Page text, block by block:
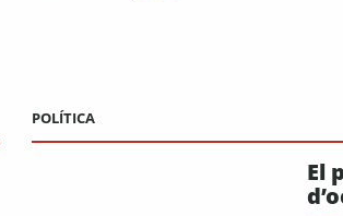
POLÍTICA
El